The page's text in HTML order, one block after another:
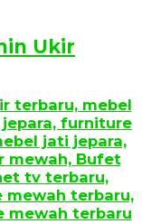
Ukir
terbaru, mebel
furniture
jati jepara,
mewah, Bufet
tv terbaru,
mewah terbaru,
mewah terbaru